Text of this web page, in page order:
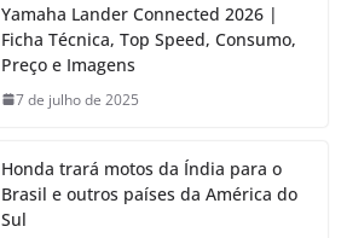
Yamaha Lander Connected 2026 |
Ficha Técnica, Top Speed, Consumo,
Preço e Imagens
7 de julho de 2025
Honda trará motos da Índia para o
Brasil e outros países da América do
Sul